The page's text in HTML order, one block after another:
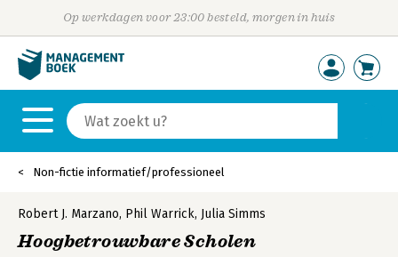
Op werkdagen voor 23:00 besteld, morgen in huis
Non-fictie informatief/professioneel
Robert J. Marzano, Phil Warrick, Julia Simms
Hoogbetrouwbare Scholen